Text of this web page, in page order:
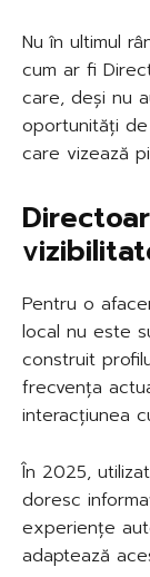
Nu în ultimul
cum ar fi
care, deși nu
oportunități
care vizează
Pentru o
local nu este
construit
frecvența
interacțiunea
În 2025,
doresc
experiențe
adaptează